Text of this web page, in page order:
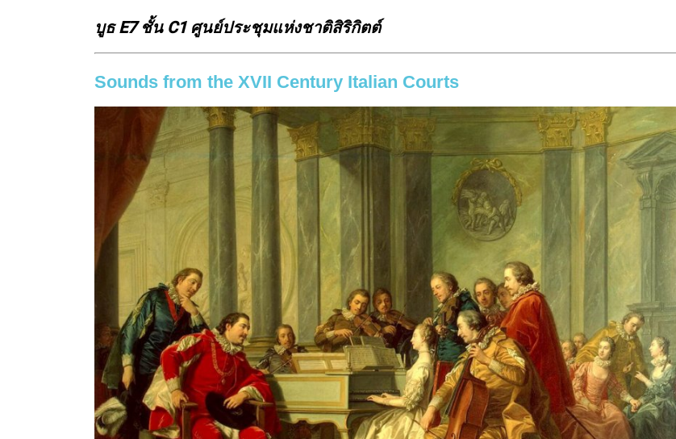
บูธ E7 ชั้น C1 ศูนย์ประชุมแห่งชาติสิริกิตต์
Sounds from the XVII Century Italian Courts